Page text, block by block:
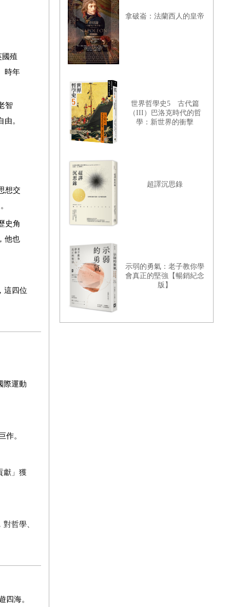
國殖
時年
智
。
想交
史角
他也
這四位
際運動
作。
獻」獲
哲學、
四海。
拿破崙：法蘭西人的皇帝
世界哲學史5 古代篇
（III）巴洛克時代的哲
學：新世界的衝擊
超譯沉思錄
示弱的勇氣：老子教你學
會真正的堅強【暢銷紀念
版】